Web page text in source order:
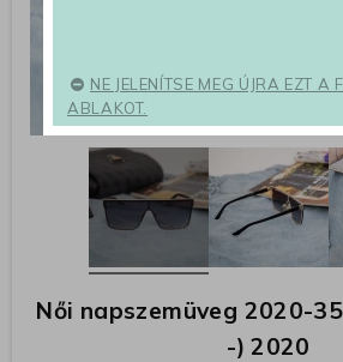
Női napszemüveg 2020-
-) 2020
NE JELENÍTSE MEG ÚJRA EZT A
ABLAKOT.